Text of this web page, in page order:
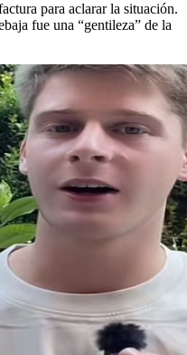
para aclarar la situación.
fue una “gentileza” de la